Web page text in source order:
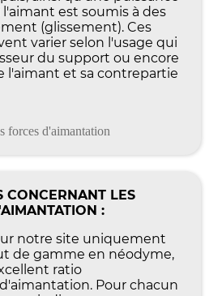
est soumis à des
(glissement). Ces
varier selon l'usage qui
du support ou encore
l'aimant et sa contrepartie
forces d'aimantation
CONCERNANT LES
:
notre site uniquement
de gamme en néodyme,
ratio
Pour chacun